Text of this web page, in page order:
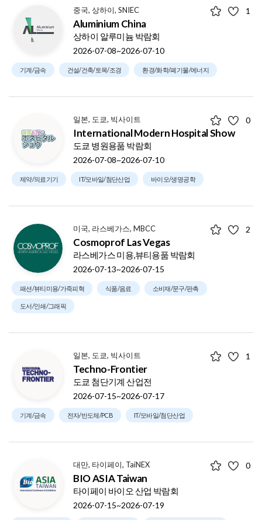
중국, 상하이, SNIEC 1
Aluminium China
상하이 알루미늄 박람회
2026-07-08~2026-07-10
기계/금속 건설/건축/토목/조경 환경/화학/폐기물/에너지
일본, 도쿄, 빅사이트 0
International Modern Hospital Show
도쿄 병원용품 박람회
2026-07-08~2026-07-10
제약/의료기기 IT/모바일/첨단산업 바이오/생명공학
미국, 라스베가스, MBCC 2
Cosmoprof Las Vegas
라스베가스 미용,뷰티용품 박람회
2026-07-13~2026-07-15
패션/뷰티미용/가죽피혁 식품/음료 소비재/문구/판촉
도서/인쇄/그래픽
일본, 도쿄, 빅사이트 1
Techno-Frontier
도쿄 첨단기계 산업전
2026-07-15~2026-07-17
기계/금속 전자/반도체/PCB IT/모바일/첨단산업
대만, 타이페이, TaiNEX 0
BIO ASIA Taiwan
타이페이 바이오 산업 박람회
2026-07-15~2026-07-19